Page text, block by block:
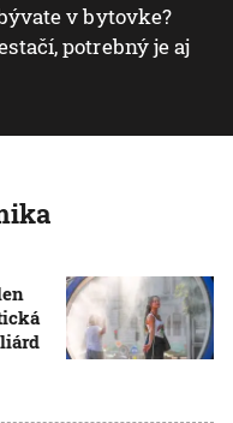
v bytovke?
potrebný je aj